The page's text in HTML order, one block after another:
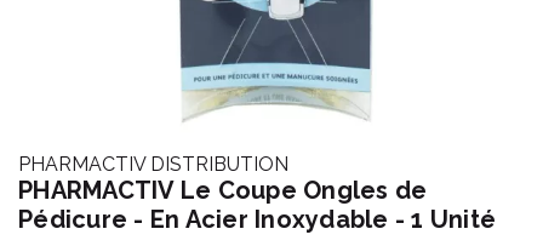
PHARMACTIV DISTRIBUTION
PHARMACTIV Le Coupe Ongles de
Pédicure - En Acier Inoxydable - 1 Unité